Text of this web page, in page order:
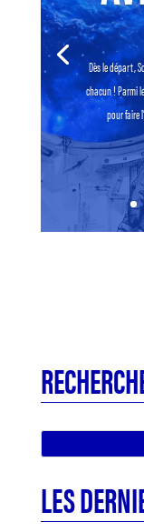
Dès le départ,
chacun ! Parmi
pour faire
LES